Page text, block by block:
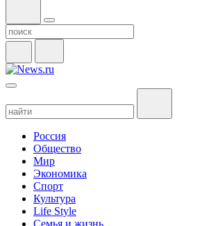
Россия
Общество
Мир
Экономика
Спорт
Культура
Life Style
Семья и жизнь